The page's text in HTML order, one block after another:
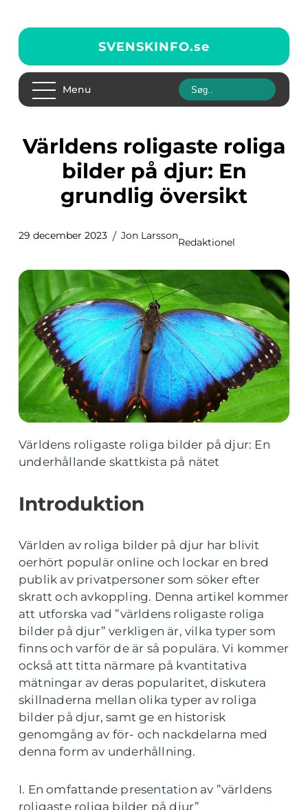
SVENSKINFO.se
Menu
Världens roligaste roliga
bilder på djur: En
grundlig översikt
29 december 2023 Jon Larsson
Redaktionel
Världens roligaste roliga bilder på djur: En
underhållande skattkista på nätet
Introduktion
Världen av roliga bilder på djur har blivit
oerhört populär online och lockar en bred
publik av privatpersoner som söker efter
skratt och avkoppling. Denna artikel kommer
att utforska vad ”världens roligaste roliga
bilder på djur” verkligen är, vilka typer som
finns och varför de är så populära. Vi kommer
också att titta närmare på kvantitativa
mätningar av deras popularitet, diskutera
skillnaderna mellan olika typer av roliga
bilder på djur, samt ge en historisk
genomgång av för- och nackdelarna med
denna form av underhållning.
I. En omfattande presentation av ”världens
roligaste roliga bilder på djur”